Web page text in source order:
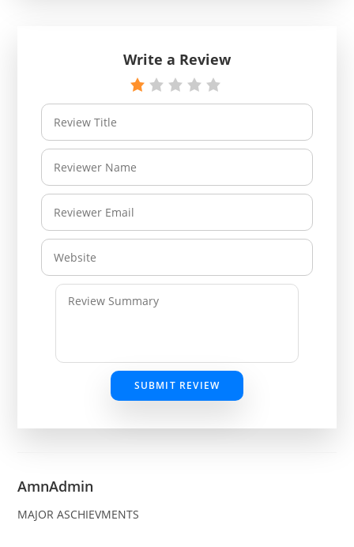
Write a Review
SUBMIT REVIEW
AmnAdmin
MAJOR ASCHIEVMENTS